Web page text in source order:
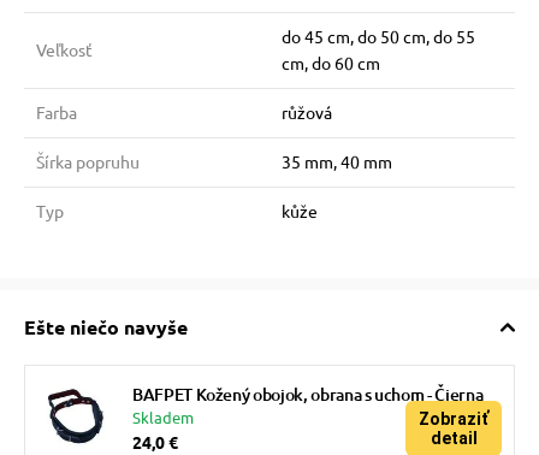
Veľkosť
do 45 cm, do 50 cm, do 55
cm, do 60 cm
Farba růžová
Šírka popruhu 35 mm, 40 mm
Typ kůže
Ešte niečo navyše
BAFPET Kožený obojok, obrana s uchom - Čierna
Skladem
24,0 €
Zobraziť
detail